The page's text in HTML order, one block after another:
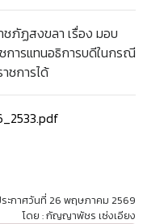
ชภัฏสงขลา เรื่อง มอบ
การแทนอธิการบดีในกรณี
ชการได้
ะกาศวันที่ 26 พฤษภาคม 2569
โดย : กัญญาพัชร เซ่งเอียง